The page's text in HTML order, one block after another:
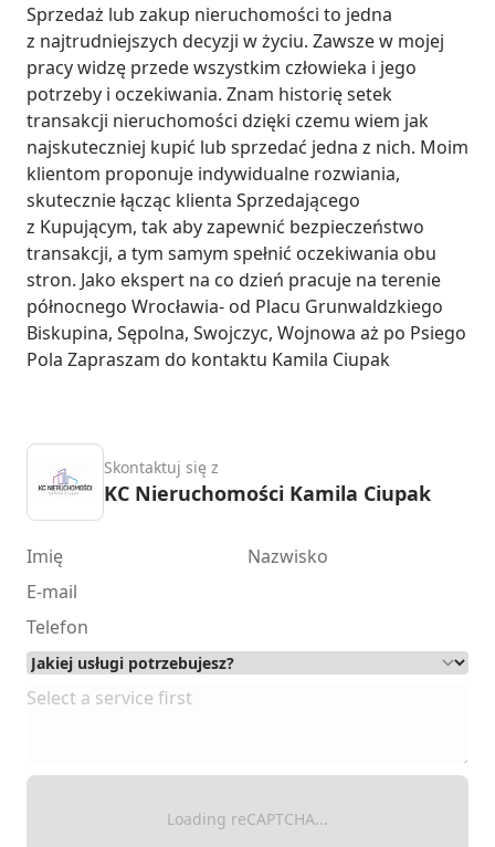
Sprzedaż lub zakup nieruchomości to jedna
z najtrudniejszych decyzji w życiu. Zawsze w mojej
pracy widzę przede wszystkim człowieka i jego
potrzeby i oczekiwania. Znam historię setek
transakcji nieruchomości dzięki czemu wiem jak
najskuteczniej kupić lub sprzedać jedna z nich. Moim
klientom proponuje indywidualne rozwiania,
skutecznie łącząc klienta Sprzedającego
z Kupującym, tak aby zapewnić bezpieczeństwo
transakcji, a tym samym spełnić oczekiwania obu
stron. Jako ekspert na co dzień pracuje na terenie
północnego Wrocławia- od Placu Grunwaldzkiego
Biskupina, Sępolna, Swojczyc, Wojnowa aż po Psiego
Pola Zapraszam do kontaktu Kamila Ciupak
Skontaktuj się z
KC Nieruchomości Kamila Ciupak
Loading reCAPTCHA...